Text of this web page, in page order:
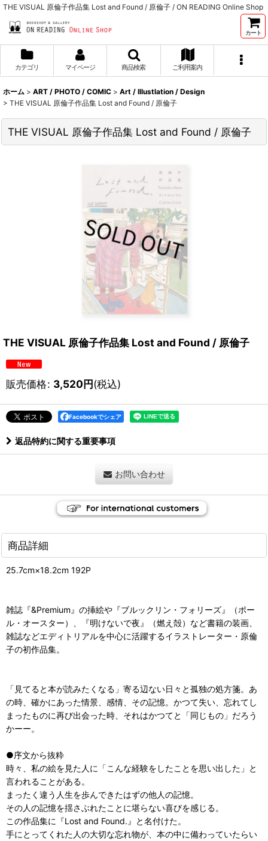
THE VISUAL 原倫子作品集 Lost and Found / 原倫子 / ON READING Online Shop
カート
カテゴリ マイページ 商品検索 ご利用案内
ホーム > ART / PHOTO / COMIC > Art / Illustlation / Design
> THE VISUAL 原倫子作品集 Lost and Found / 原倫子
THE VISUAL 原倫子作品集 Lost and Found / 原倫子
THE VISUAL 原倫子作品集 Lost and Found / 原倫子
販売価格: 3,520円(税込)
Facebookでシェア
返品特約に関する重要事項
お問い合わせ
商品詳細
25.7cm×18.2cm 192P
雑誌『&Premium』の挿絵や『ブルックリン・フォリーズ』（ポー
ル・オースター）、『明けないで夜』（燃え殻）など書籍の装画、
雑誌などエディトリアルを中心に活躍するイラストレーター・原倫
子の初作品集。
「見てると本が読みたくなる」寄る辺ない日々と孤独の処方箋。あ
の時、確かにあった情景、感情、その記憶。かつて失い、忘れてし
まったものに再び出会った時、それはかつてと「同じもの」だろう
かーー。
●序文から抜粋
時々、私の絵を見た人に「こんな経験をしたことを思い出した」と
言われることがある。
まったく違う人生を歩んできたはずの他人の記憶。
その人の記憶を揺さぶれたことに堪らない喜びを感じる。
この作品集に『Lost and Found.』と名付けた。
手にとってくれた人の大切な忘れ物が、本の中に備わっていたらい